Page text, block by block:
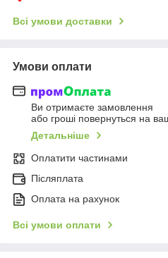
Всі умови доставки
Умови оплати
Ви отримаєте замовлення
або гроші повернуться на
Детальніше
Оплатити частинами
Післяплата
Оплата на рахунок
Всі умови оплати